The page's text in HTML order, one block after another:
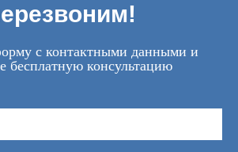
с контактными данными и
бесплатную консультацию